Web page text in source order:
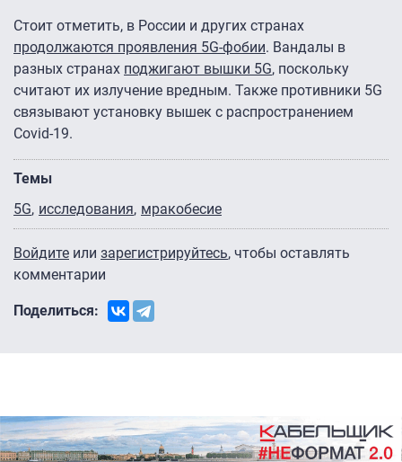
Стоит отметить, в России и других странах
продолжаются проявления 5G-фобии. Вандалы в
разных странах поджигают вышки 5G, поскольку
считают их излучение вредным. Также противники 5G
связывают установку вышек с распространением
Covid-19.
Темы
5G исследования мракобесие
Войдите или зарегистрируйтесь, чтобы оставлять
комментарии
Поделиться: